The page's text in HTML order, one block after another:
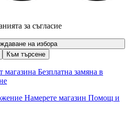
за съгласие
на избора
Към търсене
магазина Безплатна замяна в
Намерете магазин Помощ и